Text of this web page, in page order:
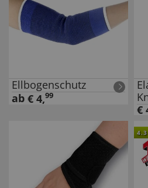
Ellbogenschutz
ab € 4,99
€
4.3